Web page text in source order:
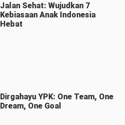
Jalan Sehat: Wujudkan 7
Kebiasaan Anak Indonesia
Hebat
Dirgahayu YPK: One Team, One
Dream, One Goal